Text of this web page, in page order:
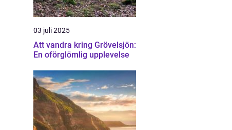
03 juli 2025
Att vandra kring Grövelsjön:
En oförglömlig upplevelse